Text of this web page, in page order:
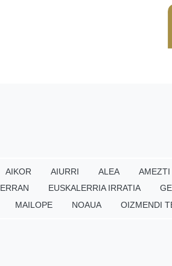
AIKOR AIURRI ALEA AMEZTI
ERRAN EUSKALERRIA IRRATIA
MAILOPE NOAUA OIZMENDI